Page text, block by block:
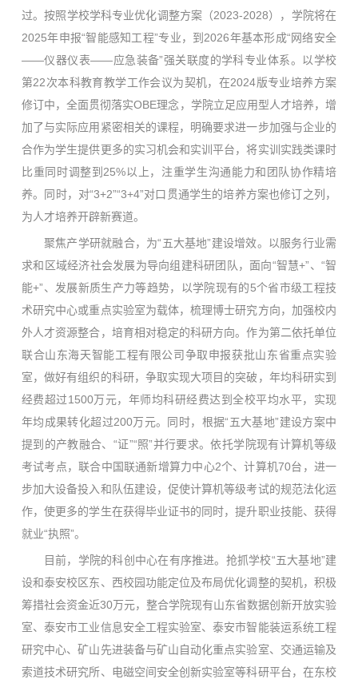
过。按照学校学科专业优化调整方案（2023-2028），学院将在
2025年申报“智能感知工程”专业，到2026年基本形成“网络安全
——仪器仪表——应急装备”强关联度的学科专业体系。以学校
第22次本科教育教学工作会议为契机，在2024版专业培养方案
修订中，全面贯彻落实OBE理念，学院立足应用型人才培养，增
加了与实际应用紧密相关的课程，明确要求进一步加强与企业的
合作为学生提供更多的实习机会和实训平台，将实训实践类课时
比重同时调整到25%以上，注重学生沟通能力和团队协作精培
养。同时，对“3+2”“3+4”对口贯通学生的培养方案也修订之列，
为人才培养开辟新赛道。
聚焦产学研就融合，为“五大基地”建设增效。以服务行业需
求和区域经济社会发展为导向组建科研团队，面向“智慧+”、“智
能+”、发展新质生产力等趋势，以学院现有的5个省市级工程技
术研究中心或重点实验室为载体，梳理博士研究方向，加强校内
外人才资源整合，培育相对稳定的科研方向。作为第二依托单位
联合山东海天智能工程有限公司争取申报获批山东省重点实验
室，做好有组织的科研，争取实现大项目的突破，年均科研实到
经费超过1500万元，年师均科研经费达到全校平均水平，实现
年均成果转化超过200万元。同时，根据“五大基地”建设方案中
提到的产教融合、“证”“照”并行要求。依托学院现有计算机等级
考试考点，联合中国联通新增算力中心2个、计算机70台，进一
步加大设备投入和队伍建设，促使计算机等级考试的规范法化运
作，使更多的学生在获得毕业证书的同时，提升职业技能、获得
就业“执照”。
目前，学院的科创中心在有序推进。抢抓学校“五大基地”建
设和泰安校区东、西校园功能定位及布局优化调整的契机，积极
筹措社会资金近30万元，整合学院现有山东省数据创新开放实验
室、泰安市工业信息安全工程实验室、泰安市智能装运系统工程
研究中心、矿山先进装备与矿山自动化重点实验室、交通运输及
索道技术研究所、电磁空间安全创新实验室等科研平台，在东校